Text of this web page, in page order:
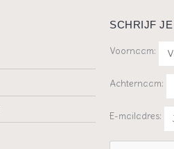
SCHRIJF
Voornaam:
Achternaam:
E-mailadres: